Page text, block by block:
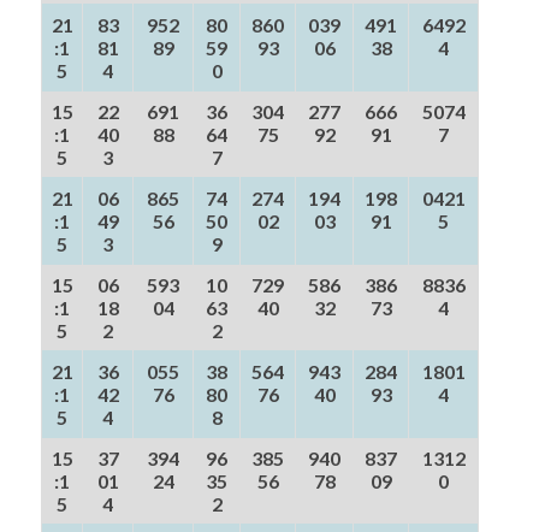
21
:1
5
83
81
4
952
89
80
59
0
860
93
039
06
491
38
6492
4
15
:1
5
22
40
3
691
88
36
64
7
304
75
277
92
666
91
5074
7
21
:1
5
06
49
3
865
56
74
50
9
274
02
194
03
198
91
0421
5
15
:1
5
06
18
2
593
04
10
63
2
729
40
586
32
386
73
8836
4
21
:1
5
36
42
4
055
76
38
80
8
564
76
943
40
284
93
1801
4
15
:1
5
37
01
4
394
24
96
35
2
385
56
940
78
837
09
1312
0